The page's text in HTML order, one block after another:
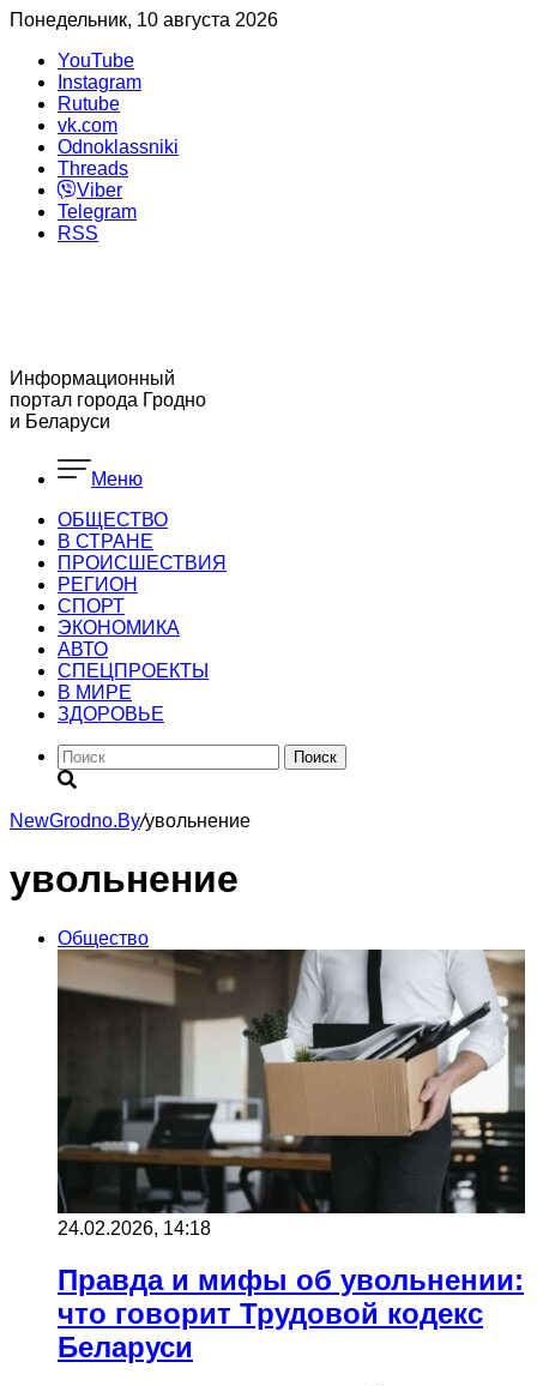
Понедельник, 10 августа 2026
YouTube
Instagram
Rutube
vk.com
Odnoklassniki
Threads
Viber
Telegram
RSS
Информационный
портал города Гродно
и Беларуси
Меню
ОБЩЕСТВО
В СТРАНЕ
ПРОИСШЕСТВИЯ
РЕГИОН
CПОРТ
ЭКОНОМИКА
АВТО
СПЕЦПРОЕКТЫ
В МИРЕ
ЗДОРОВЬЕ
Поиск
NewGrodno.By/увольнение
увольнение
Общество
24.02.2026, 14:18
Правда и мифы об увольнении:
что говорит Трудовой кодекс
Беларуси